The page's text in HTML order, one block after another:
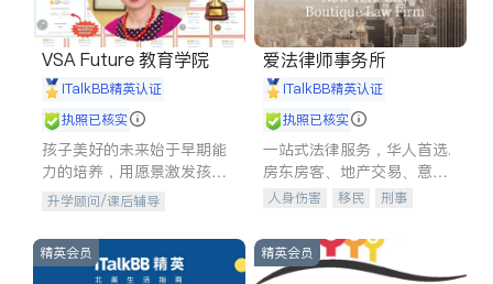
VSA Future 教育学院
iTalkBB精英认证
执照已核实
孩子美好的未来始于早期能
力的培养，用愿景激发孩子
的学习潜力和动力。理念：
拥有成长型心态是成功的基
石。
升学顾问/课后辅导
爱法律师事务所
iTalkBB精英认证
执照已核实
一站式法律服务，华人首选.
房东房客、地产交易、意外
伤害、车祸重伤、商业诉
建筑合同、刑事案件全包办
人身伤害 移民
刑事
信托/遗嘱
商业
索赔
律师-其它 保释
精英会员 精英会员